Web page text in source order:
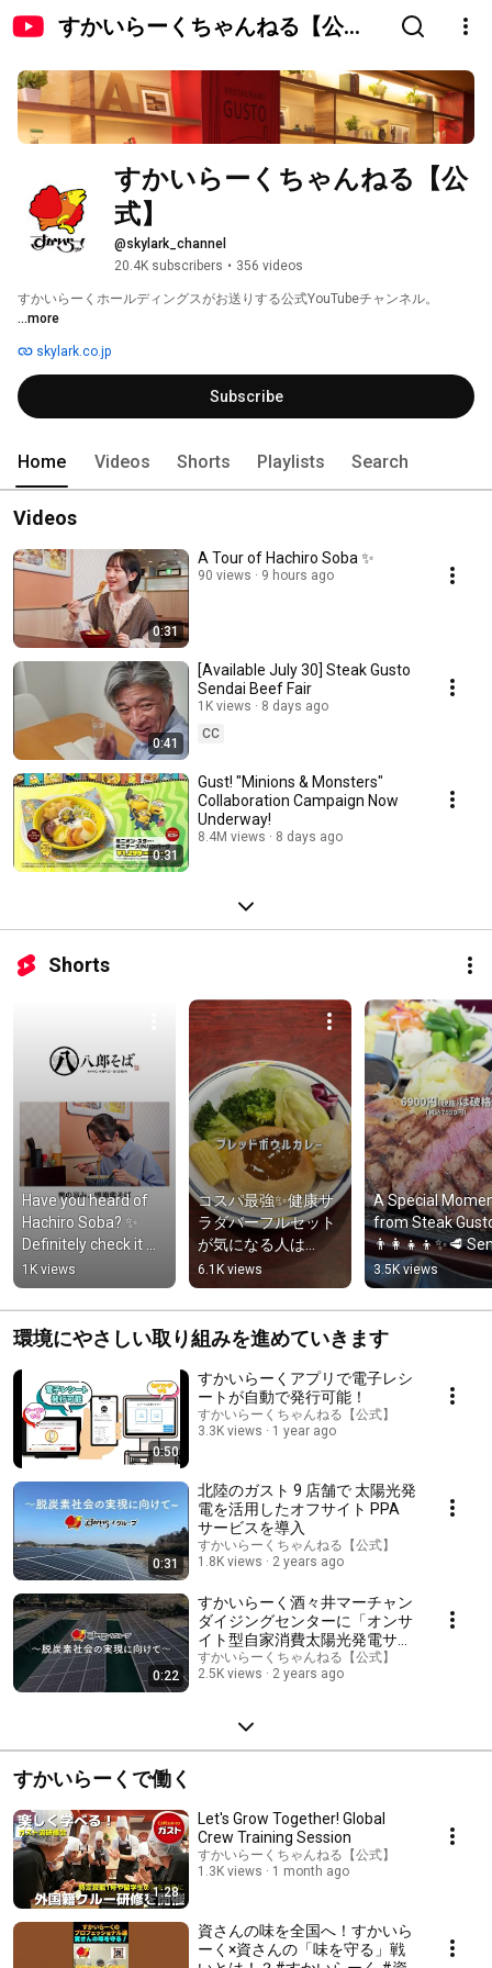
すかいらーくちゃんねる【公
すかいらーくちゃんねる【公
式】
@skylark_channel
20.4K subscribers • 356 videos
すかいらーくホールディングスがお送りする公式YouTubeチャンネル。
...more
skylark.co.jp
Subscribe
Home Videos Shorts Playlists Search
Videos
0:31
A Tour of Hachiro Soba ✨
90 views 9 hours ago
0:41
[Available July 30] Steak Gusto
Sendai Beef Fair
1K views
8 days ago
CC
0:31
Gust! "Minions & Monsters"
Collaboration Campaign Now
Underway!
8.4M views 8 days ago
Shorts
Have you heard of
Hachiro Soba? ✨
Definitely check it
out if you're
interested!
1K views
コスパ最強✨健康サ
ラダバーフルセット
が気になる人は
「🥗」でおしえて！
#すかいらーく #ス
テーキガスト #食べ
放題 #お得 #サラダ
6.1K views
A Special
from Steak
👨‍👩‍👧‍👦✨🥩
Beef Fair Now
3.5K views
環境にやさしい取り組みを進めていきます
0:50
すかいらーくアプリで電子レシ
ートが自動で発行可能！
すかいらーくちゃんねる【公式】
3.3K views
1 year ago
0:31
北陸のガスト 9 店舗で 太陽光発
電を活用したオフサイト PPA
サービスを導入
すかいらーくちゃんねる【公式】
1.8K views
2 years ago
0:22
すかいらーく酒々井マーチャン
ダイジングセンターに「オンサ
イト型自家消費太陽光発電サー
ビス」を導入
すかいらーくちゃんねる【公式】
2.5K views
2 years ago
すかいらーくで働く
1:28
Let's Grow Together! Global
Crew Training Session
すかいらーくちゃんねる【公式】
1.3K views
1 month ago
資さんの味を全国へ！すかいら
ーく×資さんの「味を守る」戦